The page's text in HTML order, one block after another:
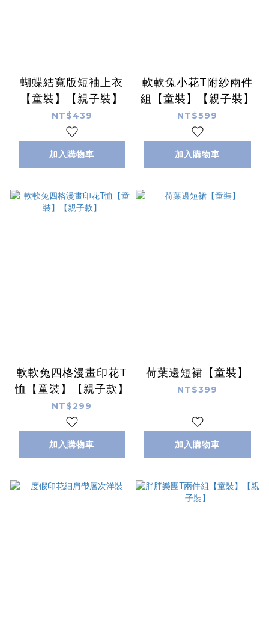
蝴蝶結寬版短袖上衣
【童裝】【親子裝】
NT$439
加入購物車
軟軟兔小花T附紗兩件
組【童裝】【親子裝】
NT$599
加入購物車
軟軟兔四格漫畫印花T
恤【童裝】【親子款】
NT$299
加入購物車
荷葉邊短裙【童裝】
NT$399
加入購物車